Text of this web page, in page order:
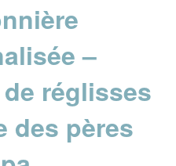
–
réglisses
des pères